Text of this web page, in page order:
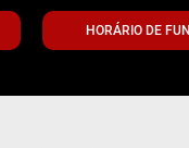
HORÁRIO DE